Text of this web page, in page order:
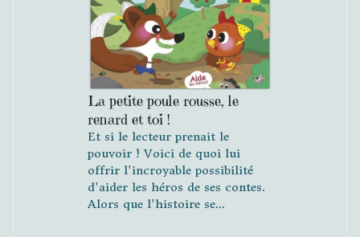
La petite poule rousse, le
renard et toi !
Et si le lecteur prenait le
pouvoir ! Voici de quoi lui
offrir l'incroyable possibilité
d'aider les héros de ses contes.
Alors que l'histoire se...